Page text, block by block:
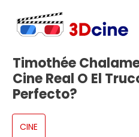
Timothée
Cine Real O El
Perfecto?
CINE